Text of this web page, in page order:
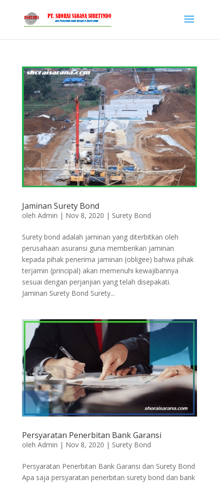
Jaminan Surety Bond
oleh Admin | Nov 8, 2020 | Surety Bond
Surety bond adalah jaminan yang diterbitkan oleh
perusahaan asuransi guna memberikan jaminan
kepada pihak penerima jaminan (obligee) bahwa pihak
terjamin (principal) akan memenuhi kewajibannya
sesuai dengan perjanjian yang telah disepakati.
Jaminan Surety Bond Surety...
Persyaratan Penerbitan Bank Garansi
oleh Admin | Nov 8, 2020 | Surety Bond
Persyaratan Penerbitan Bank Garansi dan Surety Bond
Apa saja persyaratan penerbitan surety bond dan bank